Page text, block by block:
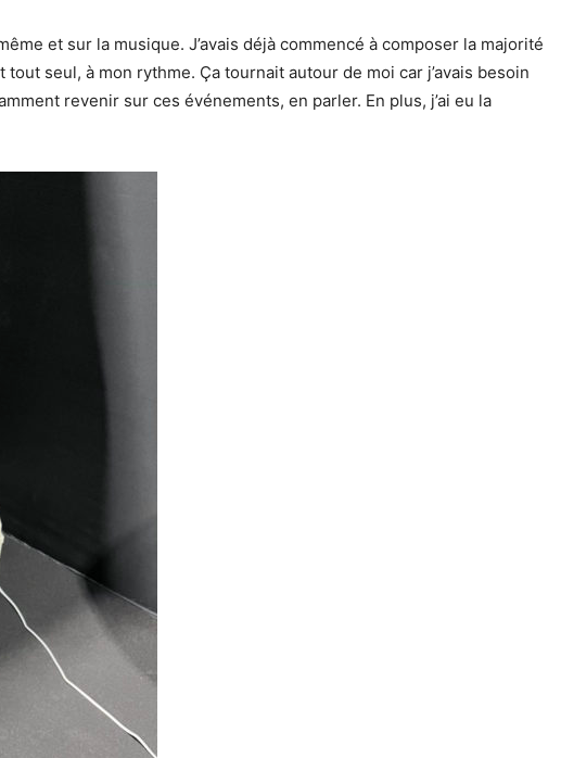
et sur la musique. J’avais déjà commencé à composer la majorité
seul, à mon rythme. Ça tournait autour de moi car j’avais besoin
revenir sur ces événements, en parler. En plus, j’ai eu la